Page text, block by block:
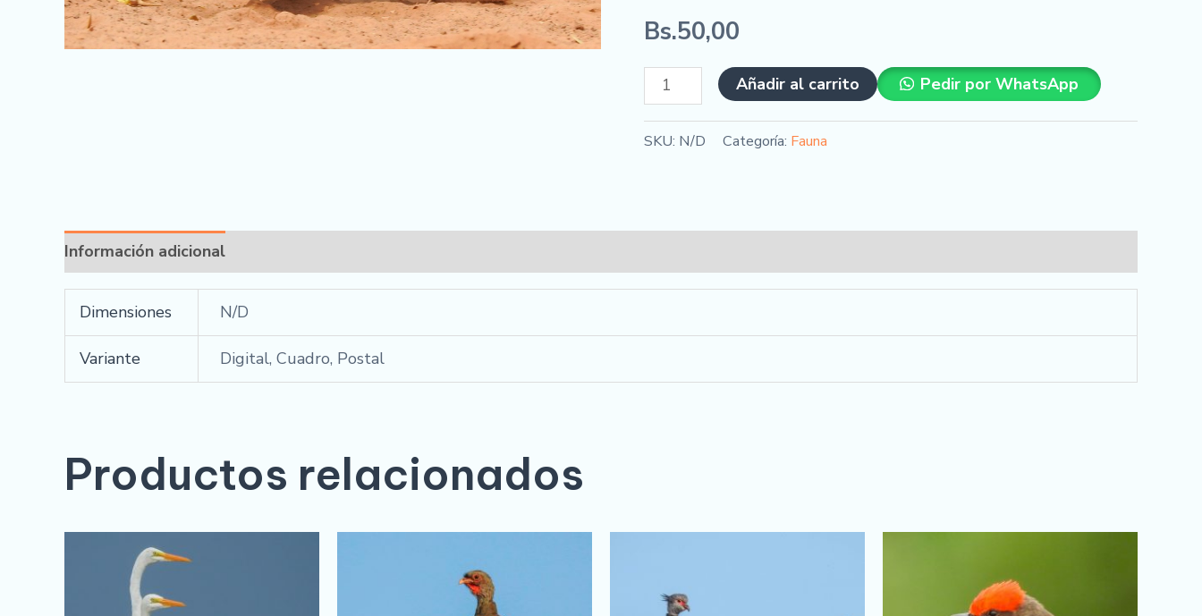
Bs.50,00
Añadir al carrito Pedir por WhatsApp
SKU: N/D Categoría: Fauna
Información adicional
Dimensiones N/D
Variante Digital, Cuadro, Postal
Productos relacionados